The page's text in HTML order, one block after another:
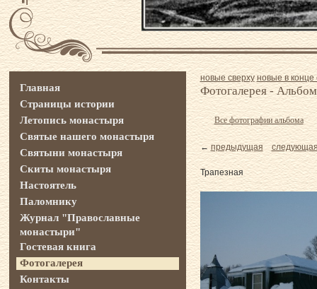
новые сверху новые в конце
Фотогалерея -
Все фотографии альбома
← предыдущая
Трапезная
Главная
Страницы истории
Летопись монастыря
Святые нашего монастыря
Святыни монастыря
Скиты монастыря
Настоятель
Паломнику
Журнал "Православные
монастыри"
Гостевая книга
Фотогалерея
Контакты